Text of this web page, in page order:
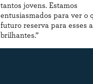
tantos jovens. Estamos
entusiasmados para ver o
futuro reserva para esses
brilhantes.”